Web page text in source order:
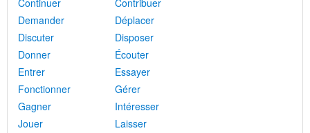
Continuer
Contribuer
Demander
Déplacer
Discuter
Disposer
Donner
Écouter
Entrer
Essayer
Fonctionner
Gérer
Gagner
Intéresser
Jouer
Laisser